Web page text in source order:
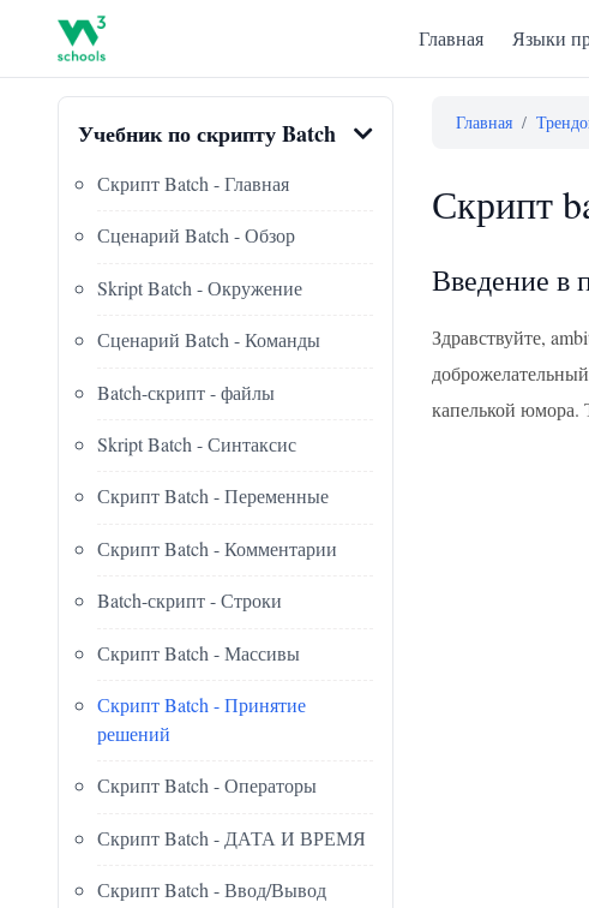
Главная Языки
Учебник по скрипту Batch
Скрипт Batch - Главная
Сценарий Batch - Обзор
Skript Batch - Окружение
Сценарий Batch - Команды
Batch-скрипт - файлы
Skript Batch - Синтаксис
Скрипт Batch - Переменные
Скрипт Batch - Комментарии
Batch-скрипт - Строки
Скрипт Batch - Массивы
Скрипт Batch - Принятие
решений
Скрипт Batch - Операторы
Скрипт Batch - ДАТА И ВРЕМЯ
Скрипт Batch - Ввод/Вывод
Главная /
Скрипт
Введение в
Здравствуйте,
капелькой юмора.